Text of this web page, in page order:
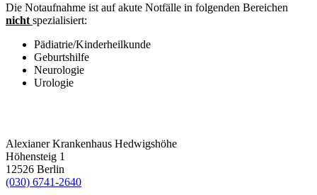
Die Notaufnahme ist auf akute Notfälle in folgenden Bereichen
nicht spezialisiert:
Pädiatrie/Kinderheilkunde
Geburtshilfe
Neurologie
Urologie
Alexianer Krankenhaus Hedwigshöhe
Höhensteig 1
12526 Berlin
(030) 6741-2640